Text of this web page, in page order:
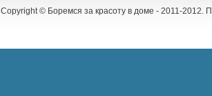
Copyright © Боремся за красоту в доме - 2011-2012.